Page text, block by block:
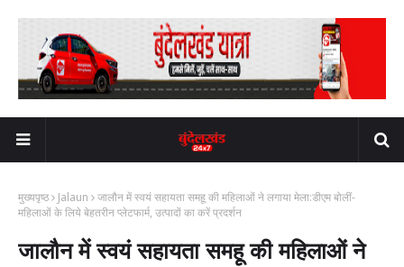
मुख्यपृष्ठ Jalaun
जालौन में स्वयं सहायता समहू की महिलाओं ने लगाया मेला:डीएम बोलीं-
महिलाओं के लिये बेहतरीन प्लेटफार्म, उत्पादों का करें प्रदर्शन
जालौन में स्वयं सहायता समहू की महिलाओं ने